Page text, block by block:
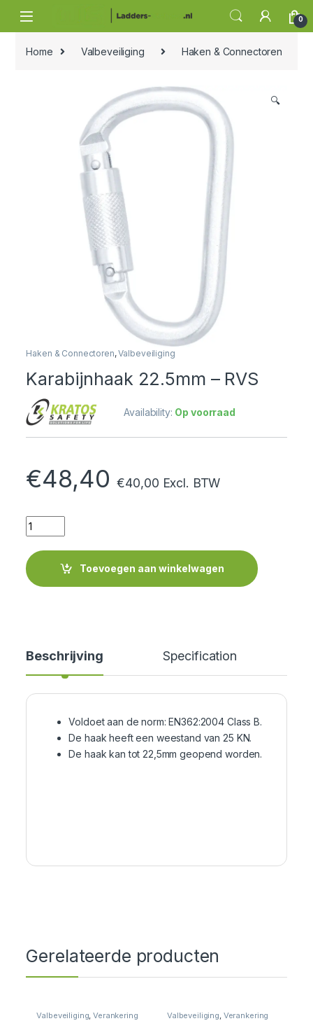
0
Home Valbeveiliging Haken & Connectoren
🔍
Haken & Connectoren,Valbeveiliging
Karabijnhaak 22.5mm – RVS
Availability: Op voorraad
€48,40 €40,00 Excl. BTW
Quantity
Toevoegen aan winkelwagen
Beschrijving Specification
Voldoet aan de norm: EN362:2004 Class B.
De haak heeft een weestand van 25 KN.
De haak kan tot 22,5mm geopend worden.
Gerelateerde producten
Valbeveiliging ,Verankering Valbeveiliging Verankering